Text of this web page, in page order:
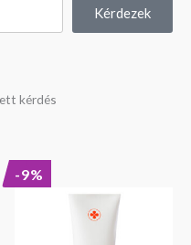
Kérdezek
kérdés
-9%
was:
590 Ft.
is:
5
090 Ft.